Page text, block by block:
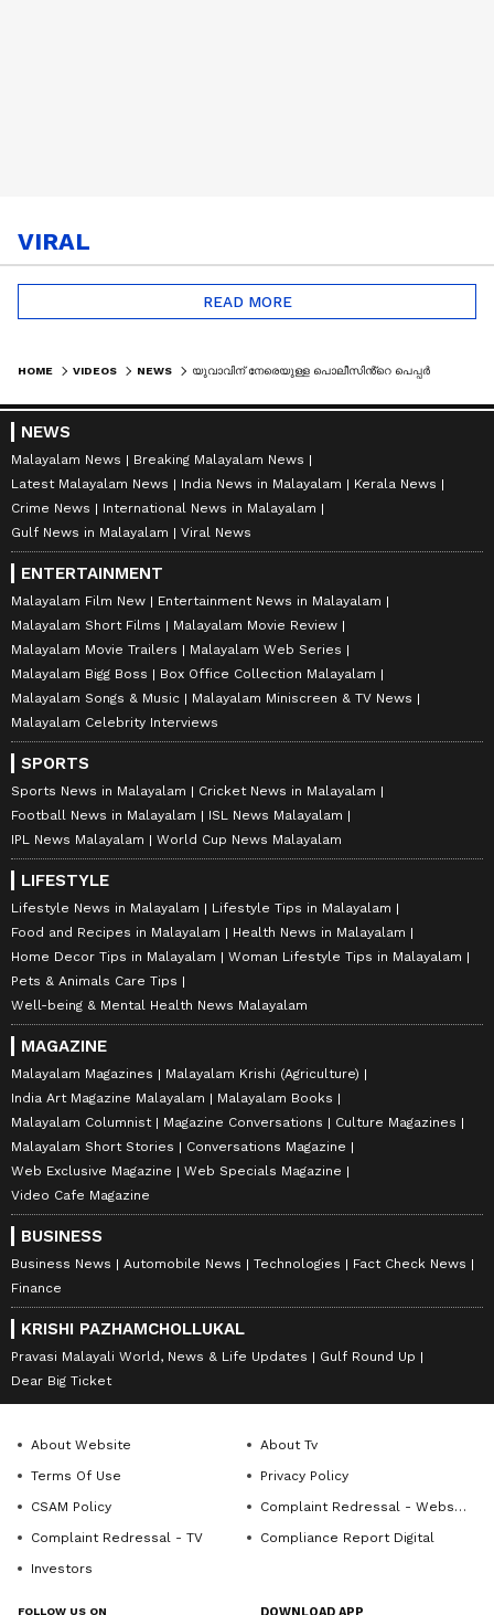
VIRAL
READ MORE
HOME VIDEOS NEWS
NEWS
Malayalam News
Breaking Malayalam News
Latest Malayalam News
India News in Malayalam
Kerala News
Crime News
International News in Malayalam
Gulf News in Malayalam
Viral News
ENTERTAINMENT
Malayalam Film New
Entertainment News in Malayalam
Malayalam Short Films
Malayalam Movie Review
Malayalam Movie Trailers
Malayalam Web Series
Malayalam Bigg Boss
Box Office Collection Malayalam
Malayalam Songs & Music
Malayalam Miniscreen & TV News
Malayalam Celebrity Interviews
SPORTS
Sports News in Malayalam
Cricket News in Malayalam
Football News in Malayalam
ISL News Malayalam
IPL News Malayalam
World Cup News Malayalam
LIFESTYLE
Lifestyle News in Malayalam
Lifestyle Tips in Malayalam
Food and Recipes in Malayalam
Health News in Malayalam
Home Decor Tips in Malayalam
Woman Lifestyle Tips in Malayalam
Pets & Animals Care Tips
Well-being & Mental Health News Malayalam
MAGAZINE
Malayalam Magazines
Malayalam Krishi (Agriculture)
India Art Magazine Malayalam
Malayalam Books
Malayalam Columnist
Magazine Conversations
Culture Magazines
Malayalam Short Stories
Conversations Magazine
Web Exclusive Magazine
Web Specials Magazine
Video Cafe Magazine
BUSINESS
Business News Automobile News Technologies
Fact Check News
Finance
KRISHI PAZHAMCHOLLUKAL
Pravasi Malayali World, News & Life Updates
Gulf Round Up
Dear Big Ticket
About Website
About Tv
Terms Of Use
Privacy Policy
CSAM Policy
Complaint Redressal - Website
Complaint Redressal - TV
Compliance Report Digital
Investors
FOLLOW US ON DOWNLOAD APP